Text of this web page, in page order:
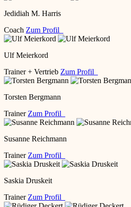
Jedidiah M. Harris
Coach Zum Profil
Ulf Meierkord
Trainer + Vertrieb Zum Profil
Torsten Bergmann
Trainer Zum Profil
Susanne Reichmann
Trainer Zum Profil
Saskia Druskeit
Trainer Zum Profil